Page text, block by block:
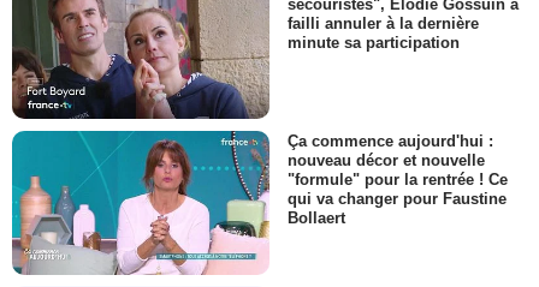
secouristes", Elodie Gossuin a
failli annuler à la dernière
minute sa participation
Ça commence aujourd'hui :
nouveau décor et nouvelle
"formule" pour la rentrée ! Ce
qui va changer pour Faustine
Bollaert